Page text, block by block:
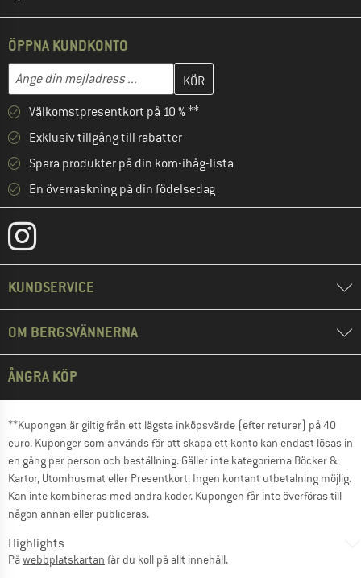
ÖPPNA KUNDKONTO
Mejladress
Skriv in din e-postadress här och skapa ditt kundkonto i nästa
Välkomstpresentkort på 10 % **
Exklusiv tillgång till rabatter
Spara produkter på din kom-ihåg-lista
En överraskning på din födelsedag
KUNDSERVICE
OM BERGSVÄNNERNA
ÅNGRA KÖP
**Kupongen är giltig från ett lägsta inköpsvärde (efter returer) på 40
euro. Kuponger som används för att skapa ett konto kan endast lösas in
en gång per person och beställning. Gäller inte kategorierna Böcker &
Kartor, Utomhusmat eller Presentkort. Ingen kontant utbetalning möjlig.
Kan inte kombineras med andra koder. Kupongen får inte överföras till
någon annan eller publiceras.
Highlights
Påwebbplatskartan får du koll på allt innehåll.